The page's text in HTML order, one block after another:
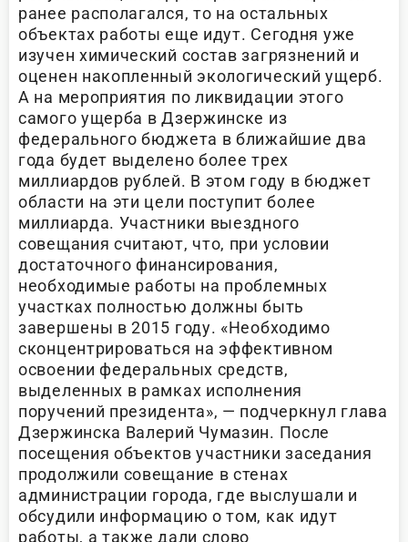
ранее располагался, то на остальных
объектах работы еще идут. Сегодня уже
изучен химический состав загрязнений и
оценен накопленный экологический ущерб.
А на мероприятия по ликвидации этого
самого ущерба в Дзержинске из
федерального бюджета в ближайшие два
года будет выделено более трех
миллиардов рублей. В этом году в бюджет
области на эти цели поступит более
миллиарда. Участники выездного
совещания считают, что, при условии
достаточного финансирования,
необходимые работы на проблемных
участках полностью должны быть
завершены в 2015 году. «Необходимо
сконцентрироваться на эффективном
освоении федеральных средств,
выделенных в рамках исполнения
поручений президента», — подчеркнул глава
Дзержинска Валерий Чумазин. После
посещения объектов участники заседания
продолжили совещание в стенах
администрации города, где выслушали и
обсудили информацию о том, как идут
работы, а также дали слово